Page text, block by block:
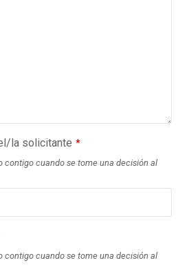
la solicitante *
contigo cuando se tome una decisión al
contigo cuando se tome una decisión al